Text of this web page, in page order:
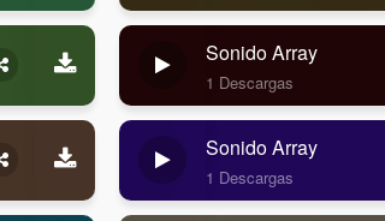
Sonido Array
1 Descargas
Sonido Array
1 Descargas